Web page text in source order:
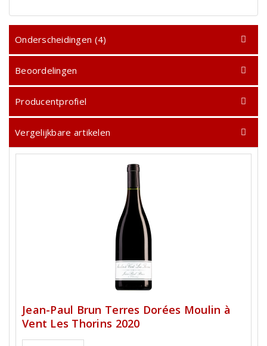
Onderscheidingen (4)
Beoordelingen
Producentprofiel
Vergelijkbare artikelen
Jean-Paul Brun Terres Dorées Moulin à
Vent Les Thorins 2020